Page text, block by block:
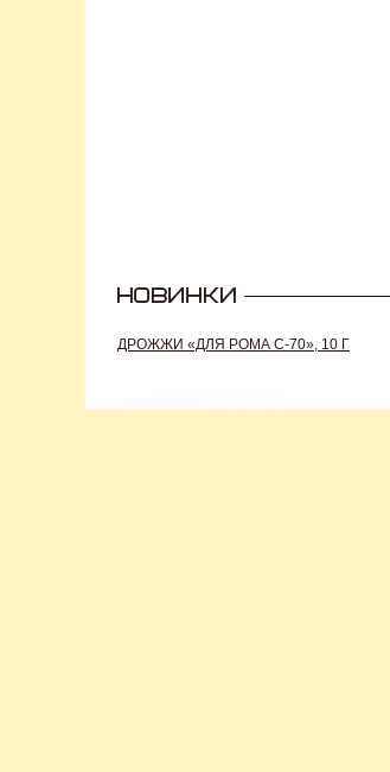
ДРОЖЖИ «ДЛЯ РОМА C-70», 10 Г